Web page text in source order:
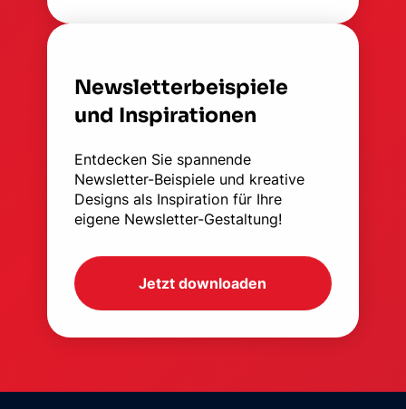
Newsletterbeispiele
und Inspirationen
Entdecken Sie spannende
Newsletter-Beispiele und kreative
Designs als Inspiration für Ihre
eigene Newsletter-Gestaltung!
Jetzt downloaden